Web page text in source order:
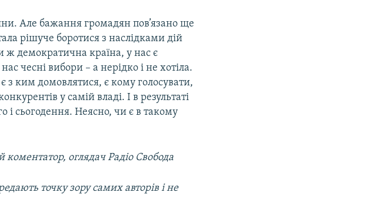
Але бажання громадян пов’язано ще
рішуче боротися з наслідками дій
демократична країна, у нас є
чесні вибори – а нерідко і не хотіла.
з ким домовлятися, є кому голосувати,
у самій владі. І в результаті
і сьогодення. Неясно, чи є в такому
коментатор, оглядач Радіо Свобода
точку зору самих авторів і не